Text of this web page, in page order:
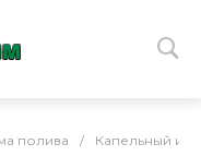
полива / Капельный и